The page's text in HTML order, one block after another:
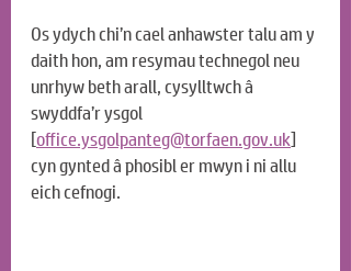
Os ydych chi’n cael anhawster talu am y
daith hon, am resymau technegol neu
unrhyw beth arall, cysylltwch â
swyddfa’r ysgol
[office.ysgolpanteg@torfaen.gov.uk]
cyn gynted â phosibl er mwyn i ni allu
eich cefnogi.